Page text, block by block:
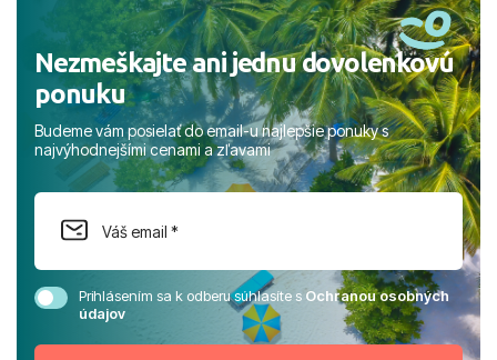
Nezmeškajte ani jednu dovolenkovú
ponuku
Budeme vám posielať do email-u najlepšie ponuky s
najvýhodnejšími cenami a zľavami
Prihlásením sa k odberu súhlasíte sOchranou osobných
údajov